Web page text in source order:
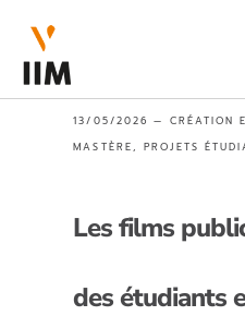
13/05/2026 — CRÉATION
MASTÈRE,PROJETS
Les films
des étudiants